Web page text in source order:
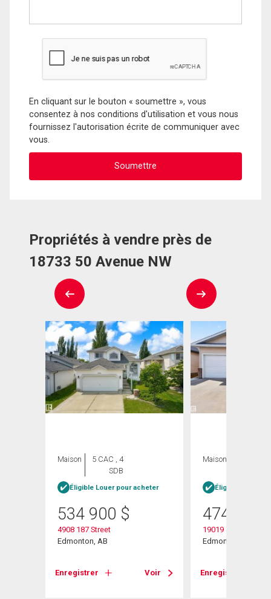
En cliquant sur le bouton « soumettre », vous
consentez à nos conditions d'utilisation et vous nous
fournissez l'autorisation écrite de communiquer avec
vous.
Propriétés à vendre près de
18733 50 Avenue NW
Maison
5 CAC , 4
SDB
Éligible Louer pour acheter
534 900 $
4908 187 Street
Edmonton, AB
Enregistrer Voir
Maison
Éligible Louer
474 900
19019 49 Avenue
Edmonton, AB
Enregistrer